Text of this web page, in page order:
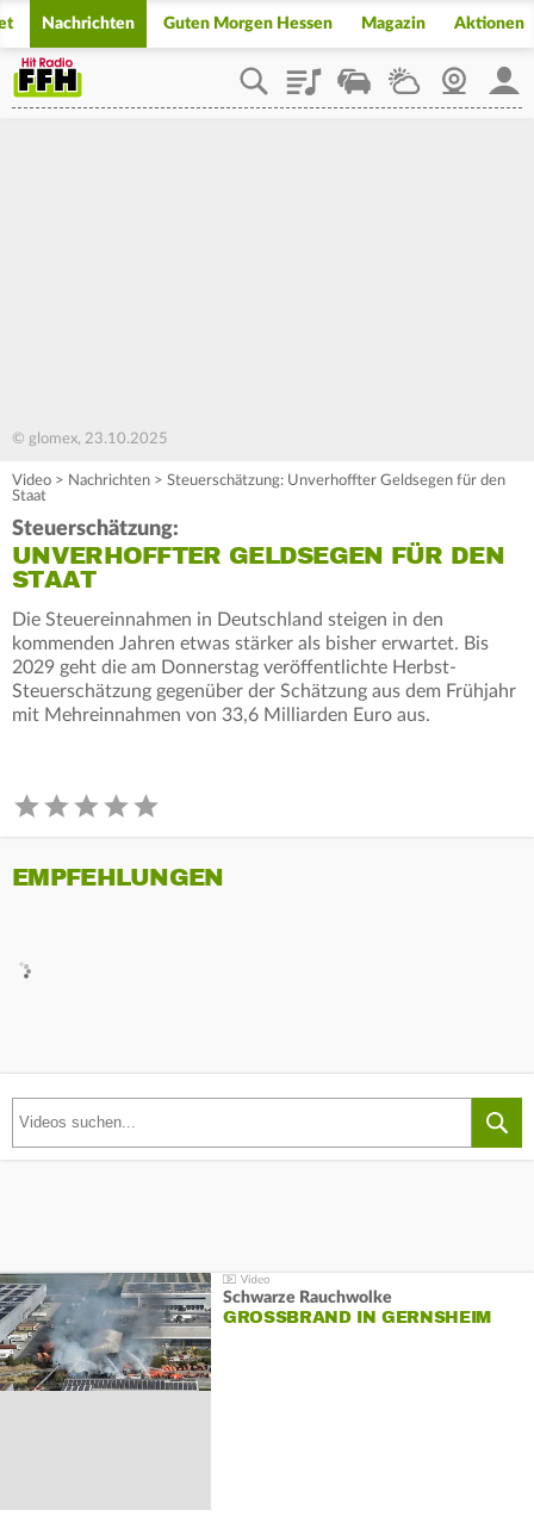
Nachrichten Guten Morgen Hessen Magazin Aktionen
PlaylistStaupilotWetterWebcam
© glomex, 23.10.2025
Video > Nachrichten > Steuerschätzung: Unverhoffter Geldsegen für den
Staat
Steuerschätzung:
UNVERHOFFTER GELDSEGEN FÜR DEN
STAAT
Die Steuereinnahmen in Deutschland steigen in den
kommenden Jahren etwas stärker als bisher erwartet. Bis
2029 geht die am Donnerstag veröffentlichte Herbst-
Steuerschätzung gegenüber der Schätzung aus dem Frühjahr
mit Mehreinnahmen von 33,6 Milliarden Euro aus.
EMPFEHLUNGEN
Schwarze Rauchwolke
GROSSBRAND IN GERNSHEIM